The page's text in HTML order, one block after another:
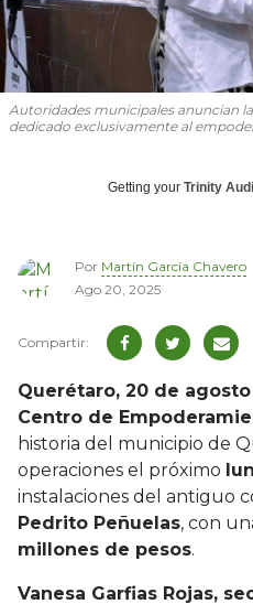
Autoridades municipales anuncian
dedicado exclusivamente al
Getting your Trinity
Por Martín García Chavero
Ago 20, 2025
Querétaro, 20 de agosto
Centro de
historia del municipio de
operaciones el próximo
instalaciones del antiguo
Pedrito Peñuelas, con
millones de pesos.
Vanesa Garfias Rojas,